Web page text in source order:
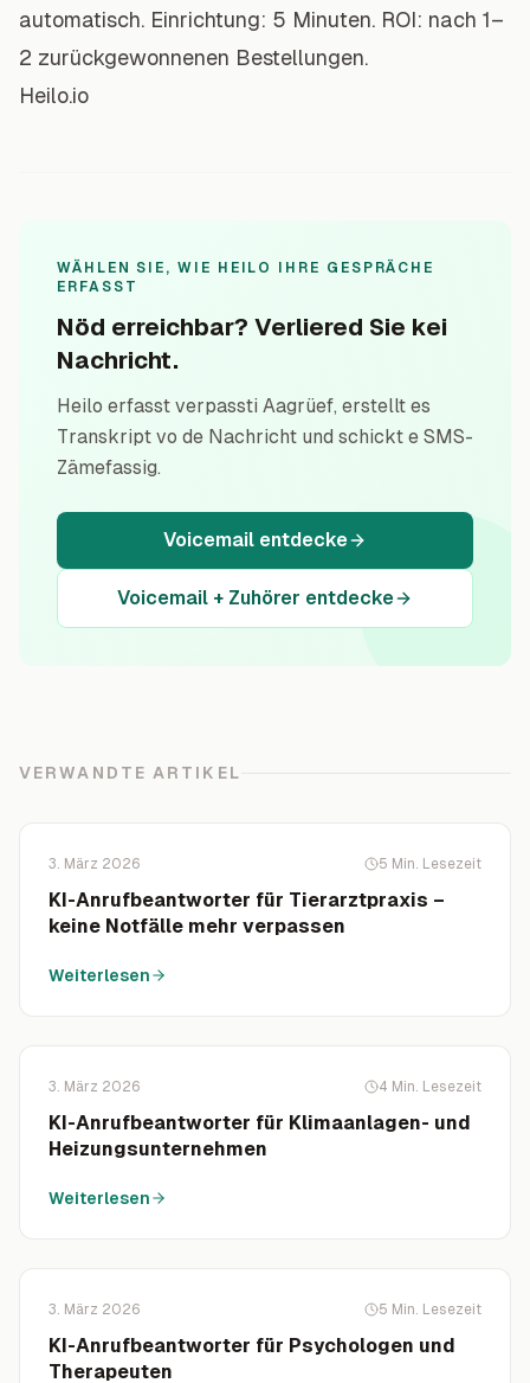
automatisch. Einrichtung: 5 Minuten. ROI: nach 1–
2 zurückgewonnenen Bestellungen.
Heilo.io
WÄHLEN SIE, WIE HEILO IHRE GESPRÄCHE
ERFASST
Nöd erreichbar? Verliered Sie kei
Nachricht.
Heilo erfasst verpassti Aagrüef, erstellt es
Transkript vo de Nachricht und schickt e SMS-
Zämefassig.
Voicemail entdecke
Voicemail + Zuhörer entdecke
VERWANDTE ARTIKEL
3. März 2026 5 Min. Lesezeit
KI-Anrufbeantworter für Tierarztpraxis –
keine Notfälle mehr verpassen
Weiterlesen
3. März 2026 4 Min. Lesezeit
KI-Anrufbeantworter für Klimaanlagen- und
Heizungsunternehmen
Weiterlesen
3. März 2026 5 Min. Lesezeit
KI-Anrufbeantworter für Psychologen und
Therapeuten